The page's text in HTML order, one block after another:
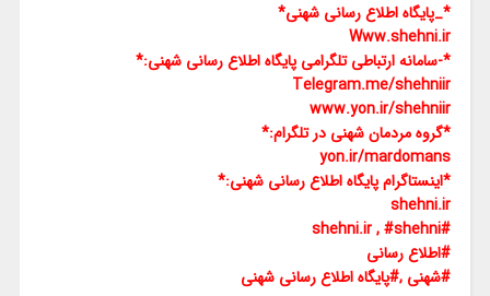
*_پایگاه اطلاع رسانی شهنی*
Www.shehni.ir
*-سامانه ارتباطی تلگرامی پایگاه اطلاع رسانی شهنی:*
Telegram.me/shehniir
www.yon.ir/shehniir
*گروه مردمان شهنی در تلگرام:*
yon.ir/mardomans
*اینستاگرام پایگاه اطلاع رسانی شهنی:*
shehni.ir
#shehni.ir , #shehni
#اطلاع رسانی
#شهنی ,#پایگاه اطلاع رسانی شهنی